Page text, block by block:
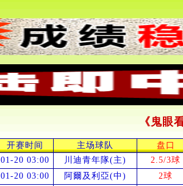
《鬼眼
开赛时间 主场球队
盘口
01-20 03:00 川迪青年隊(主)
2.5/3球
01-20 03:00 阿爾及利亞(中)
2球